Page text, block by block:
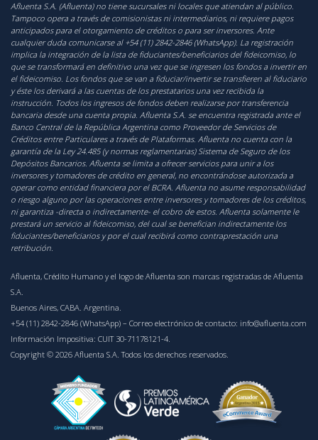
Afluenta S.A. (Afluenta) no tiene sucursales ni locales que atiendan al público.
Tampoco opera a través de comisionistas ni intermediarios, ni requiere pagos
anticipados para el otorgamiento de créditos o para ser inversores. Ante
cualquier duda comunicarse al +54 (11) 2842-2846 (WhatsApp). La registración
implica la integración de la lista de fiduciantes/beneficiarios del fideicomiso, lo
que se transformará en definitivo una vez que se ingresen los fondos a invertir en
el fideicomiso. Los fondos que se van a fiduciar/invertir se transfieren al fiduciario
y éste los derivará a las cuentas de los prestatarios una vez recibida la
instrucción. Todos los ingresos de fondos deben realizarse por transferencia
bancaria desde una cuenta propia. Afluenta S.A. se encuentra registrada ante el
Banco Central de la República Argentina como Proveedor de Servicios de
Créditos entre Particulares a través de Plataformas. Afluenta no cuenta con la
garantía de la Ley 24.485 (y normas reglamentarias) Sistema de Seguro de los
Depósitos Bancarios. Afluenta se limita a ofrecer servicios para unir a los
inversores y tomadores de crédito en general, no encontrándose autorizada a
operar como entidad financiera por el BCRA. Afluenta no asume responsabilidad
o riesgo alguno por las operaciones entre inversores y tomadores de los créditos,
ni garantiza -directa o indirectamente- el cobro de estos. Afluenta solamente le
prestará un servicio al fideicomiso, del cual se benefician indirectamente los
fiduciantes/beneficiarios y por el cual recibirá como contraprestación una
retribución.
Afluenta, Crédito Humano y el logo de Afluenta son marcas registradas de Afluenta
S.A.
Buenos Aires, CABA. Argentina.
+54 (11) 2842-2846 (WhatsApp) – Correo electrónico de contacto: info@afluenta.com
Información Impositiva: CUIT 30-71178121-4.
Copyright © 2026 Afluenta S.A. Todos los derechos reservados.